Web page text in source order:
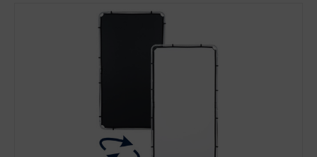
Bildergalerie überspringen